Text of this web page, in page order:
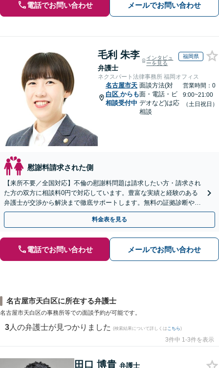
電話でお問い合わせ メールでお問い合わせ
毛利 朱李
弁護士
インタビュ
ーを見る
福岡県
ネクスパート法律事務所 福岡オフィス
名古屋市天
白区 からも
相談受付中
面談方法(対
面・電話・ビ
デオなど)は応
相談
営業時間：0
9:00~21:00
（土日祝日）
慰謝料請求された側
【来所不要／全国対応】不倫の慰謝料問題は請求したい方・請求され
た方の双方に相談料0円で対応しています。豊富な実績と経験のある
弁護士が交渉から解決まで徹底サポートします。無料の証拠診断や着
手金の返還保証もありますので安心してご相談ください。
料金表を見る
電話でお問い合わせ メールでお問い合わせ
名古屋市天白区に所在する弁護士
名古屋市天白区の事務所等での面談予約が可能です。
3 人の弁護士が見つかりました (検索結果について詳しくは こちら)
3件中 1-3件を表示
田口 博貴 弁護士